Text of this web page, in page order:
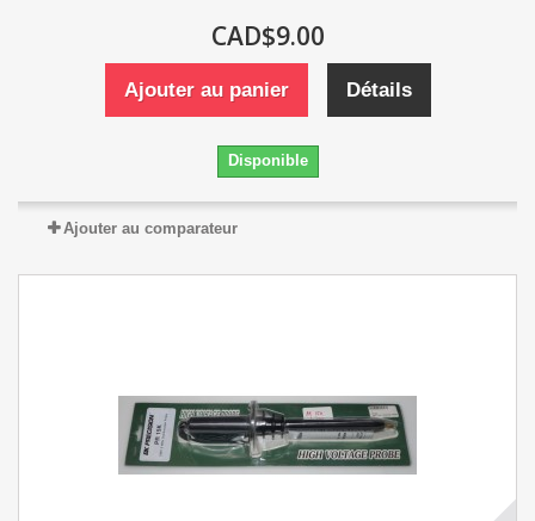
CAD$9.00
Ajouter au panier Détails
Disponible
Ajouter au comparateur